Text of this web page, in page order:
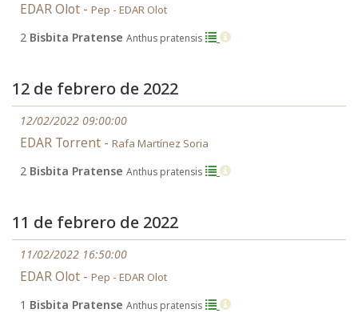
EDAR Olot - Pep - EDAR Olot
2 Bisbita Pratense Anthus pratensis
12 de febrero de 2022
12/02/2022 09:00:00
EDAR Torrent - Rafa Martínez Soria
2 Bisbita Pratense Anthus pratensis
11 de febrero de 2022
11/02/2022 16:50:00
EDAR Olot - Pep - EDAR Olot
1 Bisbita Pratense Anthus pratensis